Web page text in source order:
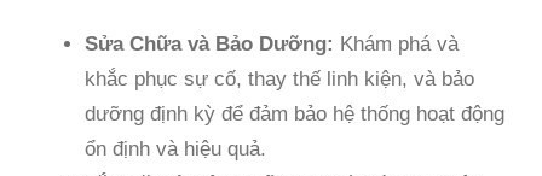
Sửa Chữa và Bảo Dưỡng: Khám phá và
khắc phục sự cố, thay thế linh kiện, và bảo
dưỡng định kỳ để đảm bảo hệ thống hoạt động
ổn định và hiệu quả.